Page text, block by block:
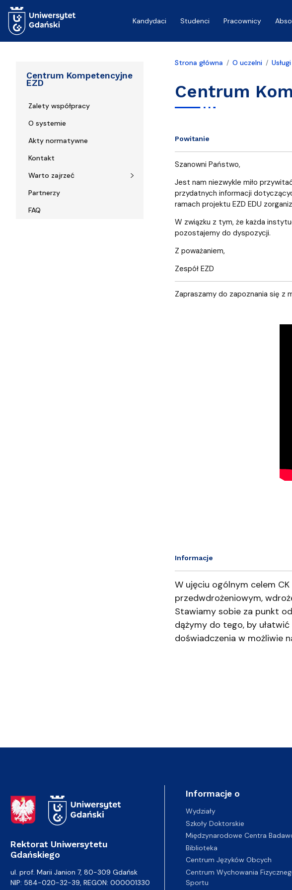
Kandydaci
Studenci Pracownicy
Centrum Kompetencyjne
EZD
Zalety współpracy
O systemie
Akty normatywne
Kontakt
Warto zajrzeć
Partnerzy
FAQ
Strona główna O uczelni
Centrum
Powitanie
Szanowni Państwo,
Jest nam niezwykle miło
przydatnych informacji
ramach projektu EZD EDU
W związku z tym, że każda
pozostajemy do dyspozycji.
Z poważaniem,
Zespół EZD
Zapraszamy do zapoznania się z
Informacje
W ujęciu ogólnym celem
przedwdrożeniowym,
Stawiamy sobie za punkt
dążymy do tego, by
doświadczenia w możliwie
Adres Rektoratu
Rektorat Uniwersytetu
Gdańskiego
ul. prof. Marii Janion 7, 80-309 Gdańsk
NIP: 584-020-32-39, REGON: 000001330
Informacje o
Wydziały
Szkoły Doktorskie
Międzynarodowe Centra
Biblioteka
Centrum Języków Obcych
Centrum Wychowania
Sportu